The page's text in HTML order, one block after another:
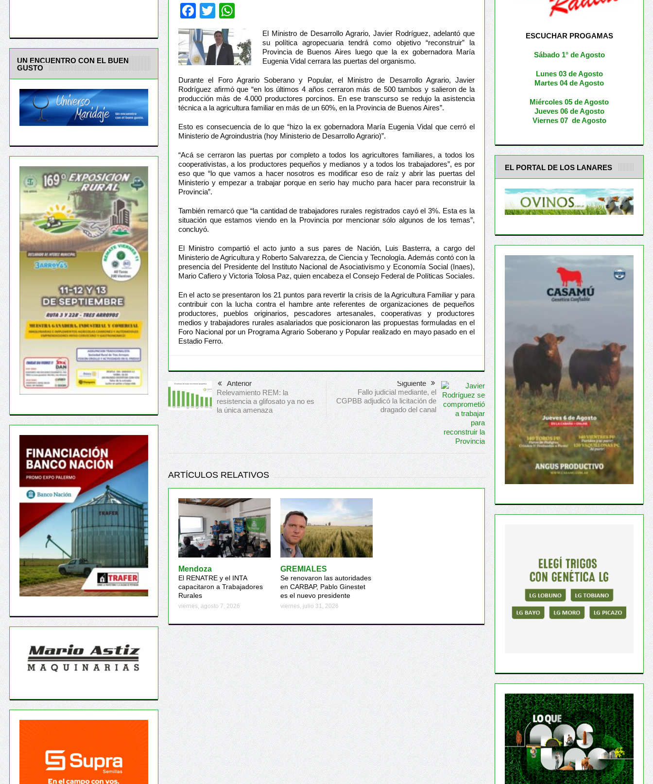
Facebook
Twitter
El Ministro de Desarrollo Agrario, Javier Rodríguez, adelantó que
su política agropecuaria tendrá como objetivo “reconstruir” la
Provincia de Buenos Aires luego que la ex gobernadora María
Eugenia Vidal cerrara las puertas del organismo.
Durante el Foro Agrario Soberano y Popular, el Ministro de Desarrollo Agrario, Javier
Rodríguez afirmó que “en los últimos 4 años cerraron más de 500 tambos y salieron de la
producción más de 4.000 productores porcinos. En ese transcurso se redujo la asistencia
técnica a la agricultura familiar en más de un 60%, en la Provincia de Buenos Aires”.
Esto es consecuencia de lo que “hizo la ex gobernadora María Eugenia Vidal que cerró el
Ministerio de Agroindustria (hoy Ministerio de Desarrollo Agrario)”.
“Acá se cerraron las puertas por completo a todos los agricultores familiares, a todos los
cooperativistas, a los productores pequeños y medianos y a todos los trabajadores”, es por
eso que “lo que vamos a hacer nosotros es modificar eso de raíz y abrir las puertas del
Ministerio y empezar a trabajar porque en serio hay mucho para hacer para reconstruir la
Provincia”.
También remarcó que “la cantidad de trabajadores rurales registrados cayó el 3%. Esta es la
situación que estamos viendo en la Provincia por mencionar sólo algunos de los temas”,
concluyó.
El Ministro compartió el acto junto a sus pares de Nación, Luis Basterra, a cargo del
Ministerio de Agricultura y Roberto Salvarezza, de Ciencia y Tecnología. Además contó con la
presencia del Presidente del Instituto Nacional de Asociativismo y Economía Social (Inaes),
Mario Cafiero y Victoria Tolosa Paz, quien encabeza el Consejo Federal de Políticas Sociales.
En el acto se presentaron los 21 puntos para revertir la crisis de la Agricultura Familiar y para
contribuir con la lucha contra el hambre ante referentes de organizaciones de pequeños
productores, pueblos originarios, pescadores artesanales, cooperativas y productores
medios y trabajadores rurales asalariados que posicionaron las propuestas formuladas en el
Foro Nacional por un Programa Agrario Soberano y Popular realizado en mayo pasado en el
Estadio Ferro.
Anterior
Relevamiento REM: la
resistencia a glifosato ya no es
la única amenaza
Siguiente
Fallo judicial mediante, el
CGPBB adjudicó la licitación de
dragado del canal
ARTÍCULOS RELATIVOS
Mendoza
El RENATRE y el INTA
capacitaron a Trabajadores
Rurales
viernes, agosto 7, 2026
GREMIALES
Se renovaron las autoridades
en CARBAP, Pablo Ginestet
es el nuevo presidente
viernes, julio 31, 2026
UN ENCUENTRO CON EL BUEN
GUSTO
ESCUCHAR PROGAMAS
Sábado 1° de Agosto
Lunes 03 de Agosto
Martes 04 de Agosto
Miércoles 05 deAgosto
Jueves 06 de Agosto
Viernes 07 de Agosto
EL PORTAL DE LOS LANARES